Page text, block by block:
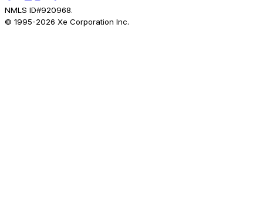
NMLS ID#920968.
© 1995-2026 Xe Corporation Inc.